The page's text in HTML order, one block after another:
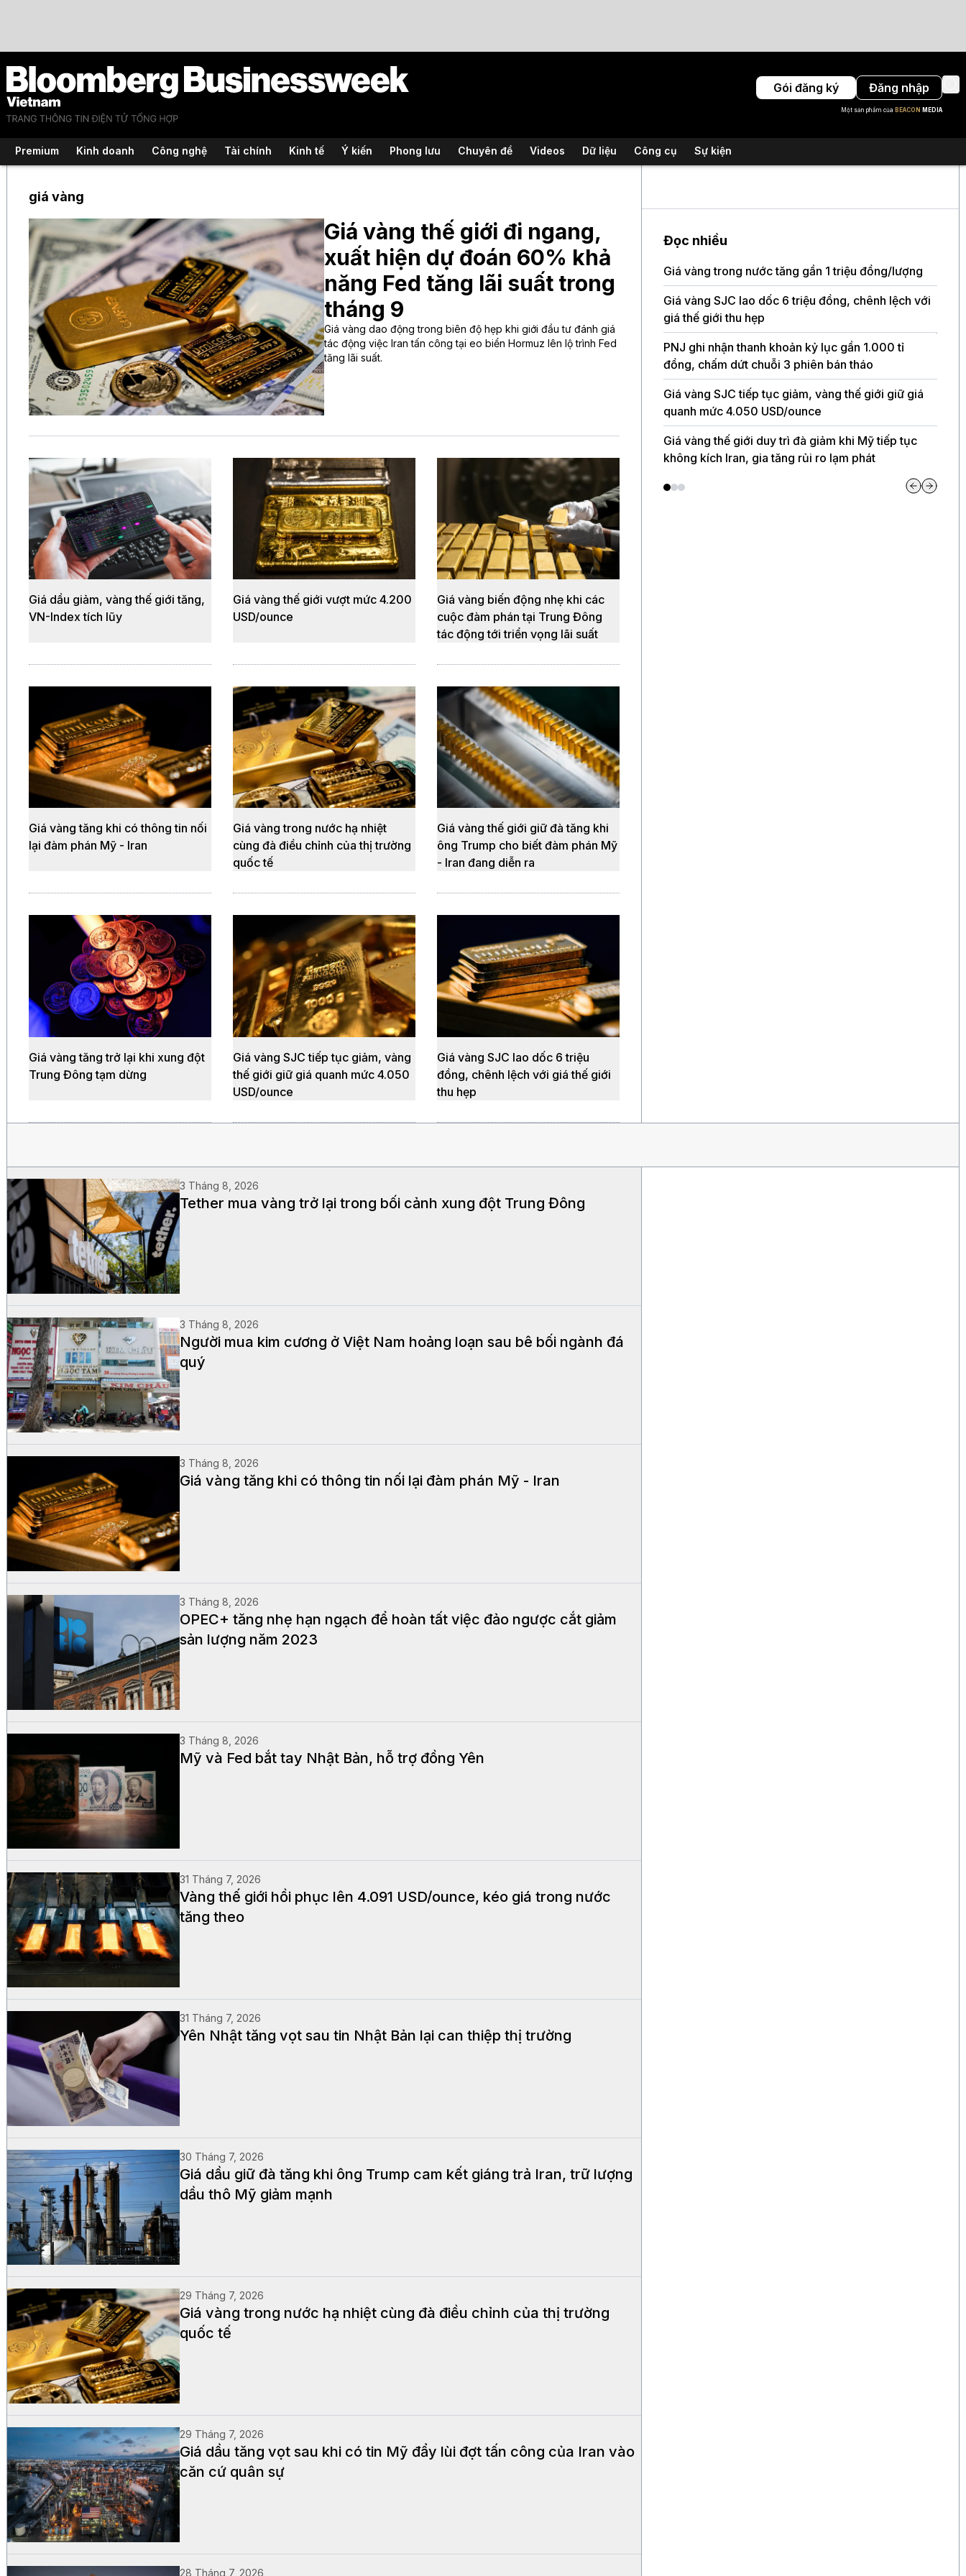
Gói đăng ký Đăng nhập
Một sản phẩm của BEACON MEDIA
Premium Kinh doanh Công nghệ Tài chính Kinh tế Ý kiến Phong lưu Chuyên đề Videos Dữ liệu Công cụ Sự kiện
giá vàng
Giá vàng thế giới đi ngang,
xuất hiện dự đoán 60% khả
năng Fed tăng lãi suất trong
tháng 9
Giá vàng dao động trong biên độ hẹp khi giới đầu tư đánh giá
tác động việc Iran tấn công tại eo biển Hormuz lên lộ trình Fed
tăng lãi suất.
Giá dầu giảm, vàng thế giới tăng,
VN-Index tích lũy
Giá vàng thế giới vượt mức 4.200
USD/ounce
Giá vàng biến động nhẹ khi các
cuộc đàm phán tại Trung Đông
tác động tới triển vọng lãi suất
Giá vàng tăng khi có thông tin nối
lại đàm phán Mỹ - Iran
Giá vàng trong nước hạ nhiệt
cùng đà điều chỉnh của thị trường
quốc tế
Giá vàng thế giới giữ đà tăng khi
ông Trump cho biết đàm phán Mỹ
- Iran đang diễn ra
Giá vàng tăng trở lại khi xung đột
Trung Đông tạm dừng
Giá vàng SJC tiếp tục giảm, vàng
thế giới giữ giá quanh mức 4.050
USD/ounce
Giá vàng SJC lao dốc 6 triệu
đồng, chênh lệch với giá thế giới
thu hẹp
Đọc nhiều
Giá vàng trong nước tăng gần 1 triệu đồng/lượng
Giá vàng SJC lao dốc 6 triệu đồng, chênh lệch với
giá thế giới thu hẹp
PNJ ghi nhận thanh khoản kỷ lục gần 1.000 tỉ
đồng, chấm dứt chuỗi 3 phiên bán tháo
Giá vàng SJC tiếp tục giảm, vàng thế giới giữ giá
quanh mức 4.050 USD/ounce
Giá vàng thế giới duy trì đà giảm khi Mỹ tiếp tục
không kích Iran, gia tăng rủi ro lạm phát
3 Tháng 8, 2026
Tether mua vàng trở lại trong bối cảnh xung đột Trung Đông
3 Tháng 8, 2026
Người mua kim cương ở Việt Nam hoảng loạn sau bê bối ngành đá
quý
3 Tháng 8, 2026
Giá vàng tăng khi có thông tin nối lại đàm phán Mỹ - Iran
3 Tháng 8, 2026
OPEC+ tăng nhẹ hạn ngạch để hoàn tất việc đảo ngược cắt giảm
sản lượng năm 2023
3 Tháng 8, 2026
Mỹ và Fed bắt tay Nhật Bản, hỗ trợ đồng Yên
31 Tháng 7, 2026
Vàng thế giới hồi phục lên 4.091 USD/ounce, kéo giá trong nước
tăng theo
31 Tháng 7, 2026
Yên Nhật tăng vọt sau tin Nhật Bản lại can thiệp thị trường
30 Tháng 7, 2026
Giá dầu giữ đà tăng khi ông Trump cam kết giáng trả Iran, trữ lượng
dầu thô Mỹ giảm mạnh
29 Tháng 7, 2026
Giá vàng trong nước hạ nhiệt cùng đà điều chỉnh của thị trường
quốc tế
29 Tháng 7, 2026
Giá dầu tăng vọt sau khi có tin Mỹ đẩy lùi đợt tấn công của Iran vào
căn cứ quân sự
28 Tháng 7, 2026